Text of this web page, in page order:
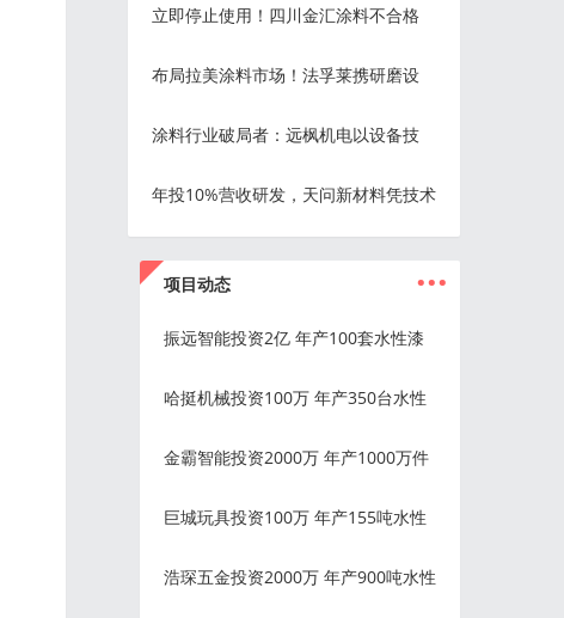
立即停止使用！四川金汇涂料不合格
布局拉美涂料市场！法孚莱携研磨设
涂料行业破局者：远枫机电以设备技
年投10%营收研发，天问新材料凭技术
项目动态 ...
振远智能投资2亿 年产100套水性漆
哈挺机械投资100万 年产350台水性
金霸智能投资2000万 年产1000万件
巨城玩具投资100万 年产155吨水性
浩琛五金投资2000万 年产900吨水性